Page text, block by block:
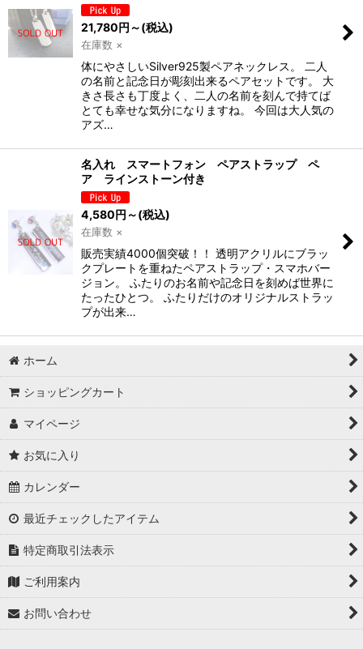
21,780円 ～(税込)
在庫数 ×
体にやさしいSilver925製ペアネックレス。 二人
の名前と記念日が彫刻出来るペアセットです。 大
きさ長さも丁度よく、二人の名前を刻んで持てば
とても幸せな気分になりますね。 今回は大人気の
アズ…
名入れ スマートフォン ペアストラップ ペ
ア ラインストーン付き
4,580円 ～(税込)
在庫数 ×
販売実績4000個突破！！ 透明アクリルにブラッ
クプレートを重ねたペアストラップ・スマホバー
ジョン。 ふたりのお名前や記念日を刻めば世界に
たったひとつ。 ふたりだけのオリジナルストラッ
プが出来…
ホーム
ショッピングカート
マイページ
お気に入り
カレンダー
最近チェックしたアイテム
特定商取引法表示
ご利用案内
お問い合わせ